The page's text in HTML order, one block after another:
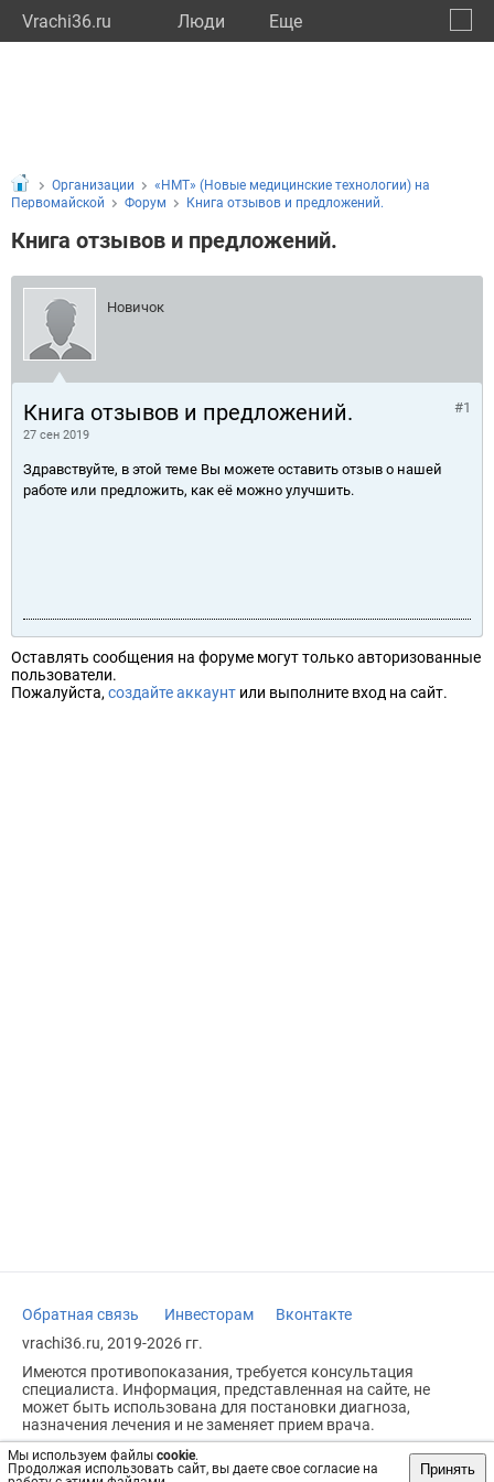
Vrachi36.ru Люди Eще
Мы используем файлы cookie.
Продолжая использовать сайт, вы даете свое согласие на
Принять
Организации
«НМТ» (Новые медицинские технологии) на
Первомайской
Форум Книга отзывов и предложений.
Книга отзывов и предложений.
Новичок
Книга отзывов и предложений.
27 сен 2019
#1
Здравствуйте, в этой теме Вы можете оставить отзыв о нашей
работе или предложить, как её можно улучшить.
Оставлять сообщения на форуме могут только авторизованные
пользователи.
Пожалуйста, создайте аккаунт или выполните вход на сайт.
Обратная связь Инвесторам
Вконтакте
vrachi36.ru, 2019-2026 гг.
Имеются противопоказания, требуется консультация
специалиста. Информация, представленная на сайте, не
может быть использована для постановки диагноза,
назначения лечения и не заменяет прием врача.
Возрастное ограничение: 18+